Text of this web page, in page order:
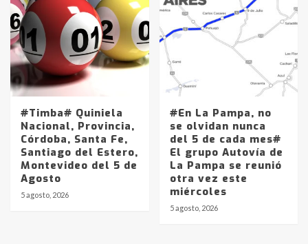
#Timba# Quiniela
Nacional, Provincia,
Córdoba, Santa Fe,
Santiago del Estero,
Montevideo del 5 de
Agosto
5 agosto, 2026
#En La Pampa, no
se olvidan nunca
del 5 de cada mes#
El grupo Autovía de
La Pampa se reunió
otra vez este
miércoles
5 agosto, 2026
4
Accidente en Ruta 5: falleció un
joven de Trenque Lauquen
5
Los precios de los combustibles en
La Pampa, desde YPF hasta Axion
entre 857 a 1338 pesos
6
La Bolsa de Cereales de Bahía
Blanca anticipa que Agosto vendrá
con lluvias y heladas, en gran parte